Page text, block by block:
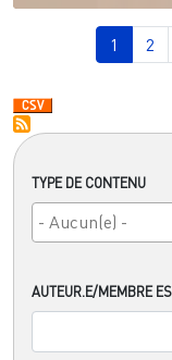
TYPE DE CONTENU
AUTEUR.E/MEMBRE
Pagination
Page
1 Page
2